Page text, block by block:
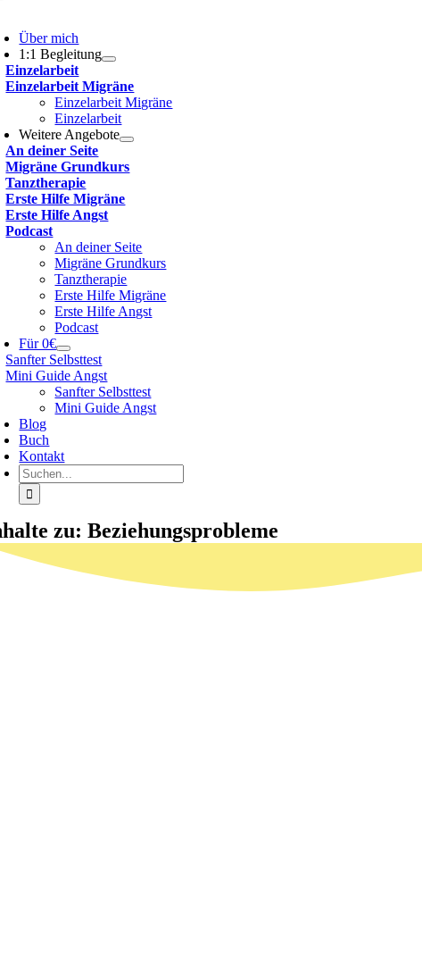
Über mich
1:1 Begleitung
Einzelarbeit
Einzelarbeit Migräne
Einzelarbeit Migräne
Einzelarbeit
Weitere Angebote
An deiner Seite
Migräne Grundkurs
Tanztherapie
Erste Hilfe Migräne
Erste Hilfe Angst
Podcast
An deiner Seite
Migräne Grundkurs
Tanztherapie
Erste Hilfe Migräne
Erste Hilfe Angst
Podcast
Für 0€
Sanfter Selbsttest
Mini Guide Angst
Sanfter Selbsttest
Mini Guide Angst
Blog
Buch
Kontakt
Suche
nach:
zu: Beziehungsprobleme